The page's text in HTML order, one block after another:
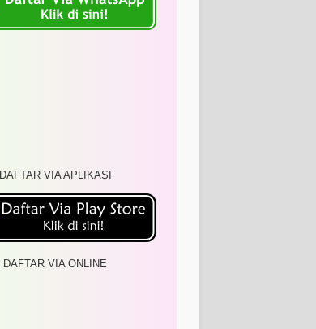
DAFTAR VIA APLIKASI
DAFTAR VIA ONLINE